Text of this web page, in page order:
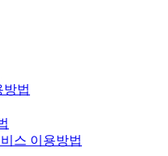
방법
스 이용방법